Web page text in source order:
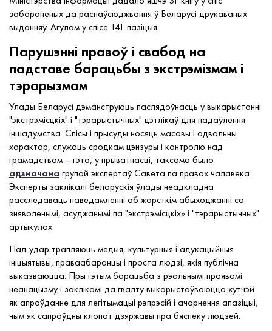
забароненых да распаўсюджвання ў Беларусі друкаваных
выданняў. Агулам у спісе 141 пазіцыя.
Парушэнні правоў і свабод на
падставе барацьбы з экстрэмізмам і
тэрарызмам
Улады Беларусі дэманструюць паслядоўнасць у выкарыстанні
"экстрэмісцкіх" і "тэрарыстычных" цэтлікаў для падаўлення
іншадумства. Спісы і прысуды носяць масавы і адвольны
характар, служаць сродкам цэнзуры і кантролю над
грамадствам – гэта, у прыватнасці, таксама было
адзначана групай экспертаў Савета па правах чалавека.
Эксперты заклікалі беларускія ўлады неадкладна
расследаваць паведамленні аб жорсткім абыходжанні са
зняволенымі, асуджанымі па "экстрэмісцкіх» і "тэрарыстычных"
артыкулах.
Пад удар трапляюць медыя, культурныя і адукацыйныя
ініцыятывы, праваабаронцы і проста людзі, якія публічна
выказваюцца. Пры гэтым барацьба з рэальнымі праявамі
неанацызму і заклікамі да гвалту выкарыстоўваюцца хутчэй
як апраўданне для легітымацыі рэпрэсій і ачарнення апазіцыі,
чым як сапраўдны клопат дзяржавы пра бяспеку людзей.